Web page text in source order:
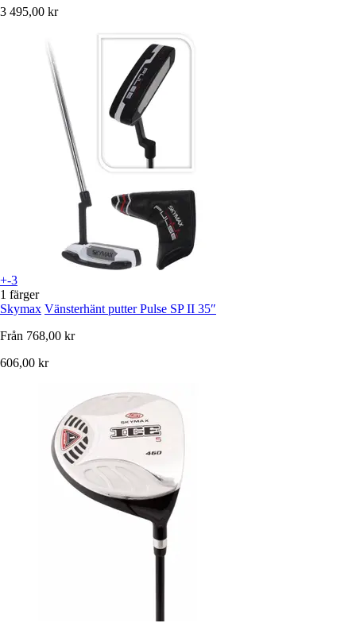
3 495,00 kr
+-3
1 färger
Skymax Vänsterhänt putter Pulse SP II 35″
Från 768,00 kr
606,00 kr